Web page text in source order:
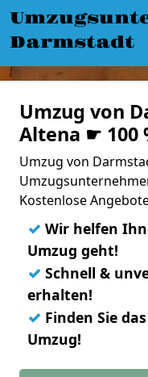
Darmstadt
Umzug von
Altena ☛ 100
Umzug von
Kostenlose
✓ Wir helfen
Umzug geht!
✓ Schnell &
erhalten!
✓ Finden Sie
Umzug!